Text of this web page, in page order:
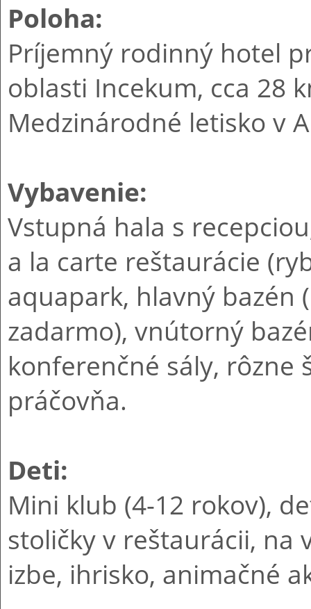
Poloha:
Príjemný rodinný hotel
oblasti Incekum, cca 28
Medzinárodné letisko v
Vybavenie:
Vstupná hala s
a la carte reštaurácie
aquapark, hlavný bazén
zadarmo), vnútorný
konferenčné sály, rôzne
práčovňa.
Deti:
Mini klub (4-12 rokov),
stoličky v reštaurácii, na
izbe, ihrisko, animačné